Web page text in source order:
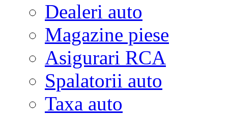
Dealeri auto
Magazine piese
Asigurari RCA
Spalatorii auto
Taxa auto